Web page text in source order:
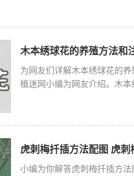
木本绣球花的养殖方法和
为网友们详解木本绣球花的
植迷网小编为网友介绍。木
虎刺梅扦插方法配图 虎刺
小编为你解答虎刺梅扦插方